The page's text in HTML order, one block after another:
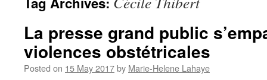
La presse grand public
violences obstétricales
Posted on 15 May 2017by Marie-Helene Lahaye